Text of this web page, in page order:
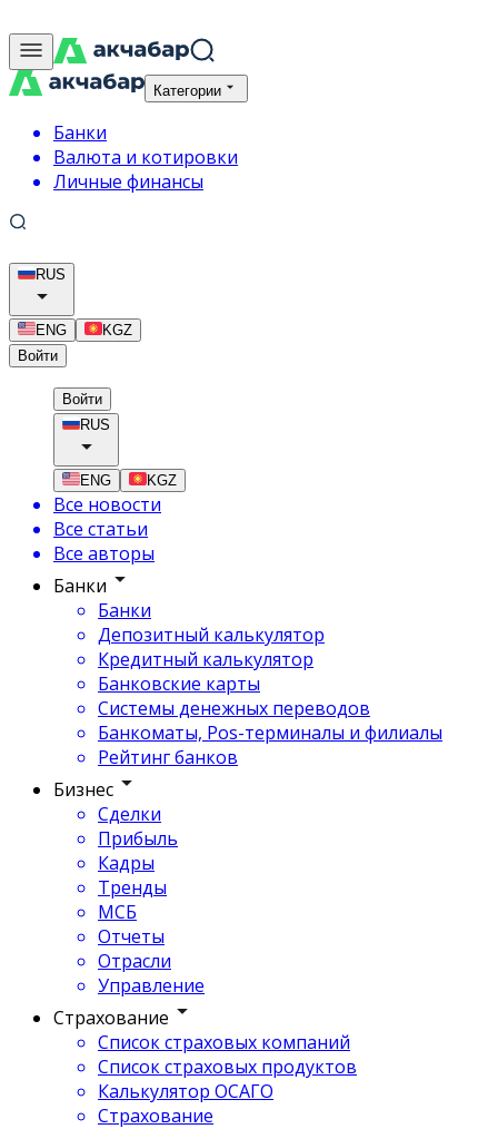
Категории
Банки
Валюта и котировки
Личные финансы
RUS
ENG
KGZ
Войти
Войти
RUS
ENG KGZ
Все новости
Все статьи
Все авторы
Банки
Банки
Депозитный калькулятор
Кредитный калькулятор
Банковские карты
Системы денежных переводов
Банкоматы, Pos-терминалы и филиалы
Рейтинг банков
Бизнес
Сделки
Прибыль
Кадры
Тренды
МСБ
Отчеты
Отрасли
Управление
Страхование
Список страховых компаний
Список страховых продуктов
Калькулятор ОСАГО
Страхование